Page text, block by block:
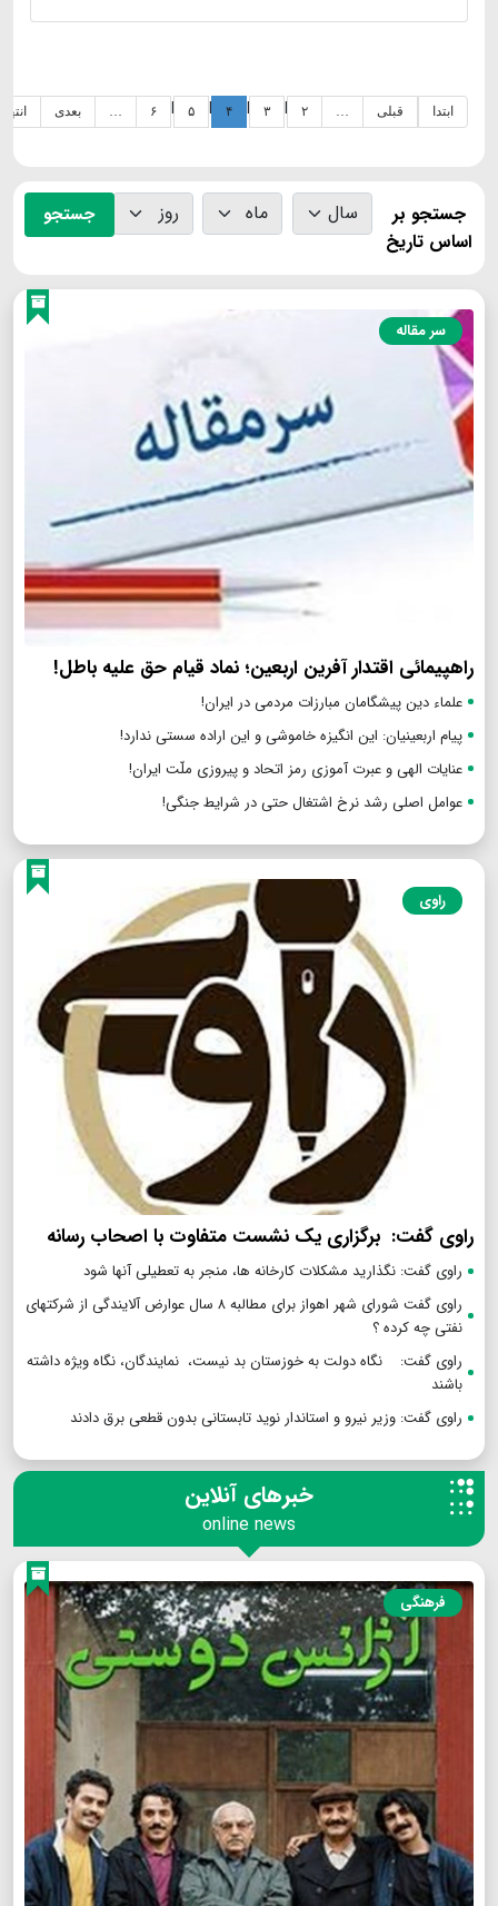
ابتدا قبلی … ۲ | ۳ | ۴ | ۵ | ۶ … بعدی انتها
جستجو بر
اساس تاریخ
جستجو
سر مقاله
راهپیمائی اقتدار آفرین اربعین؛ نماد قیام حق علیه باطل!
علماء دین پیشگامان مبارزات مردمی در ایران!
پیام اربعینیان: این انگیزه خاموشی و این اراده سستی ندارد!
عنایات الهی و عبرت آموزی رمز اتحاد و پیروزی ملّت ایران!
عوامل اصلی رشد نرخ اشتغال حتی در شرایط جنگی!
راوی
راوی گفت: برگزاری یک نشست متفاوت با اصحاب رسانه
راوی گفت: نگذارید مشکلات کارخانه ها، منجر به تعطیلی آنها شود
راوی گفت شورای شهر اهواز برای مطالبه ۸ سال عوارض آلایندگی از شرکتهای
نفتی چه کرده ؟
راوی گفت: نگاه دولت به خوزستان بد نیست، نمایندگان، نگاه ویژه داشته
باشند
راوی گفت: وزیر نیرو و استاندار نوید تابستانی بدون قطعی برق دادند
خبرهای آنلاین
online news
فرهنگی